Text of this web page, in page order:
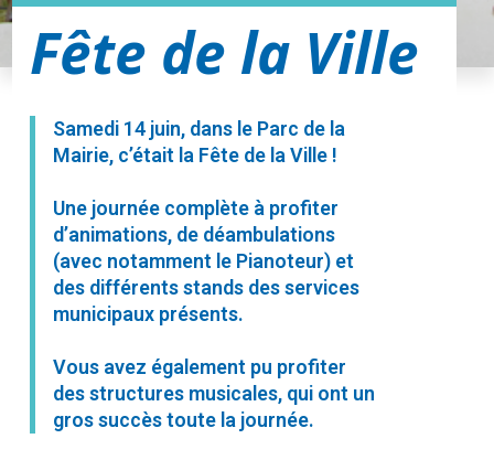
Fête de la Ville
Samedi 14 juin, dans le Parc de la
Mairie, c’était la Fête de la Ville !
Une journée complète à profiter
d’animations, de déambulations
(avec notamment le Pianoteur) et
des différents stands des services
municipaux présents.
Vous avez également pu profiter
des structures musicales, qui ont un
gros succès toute la journée.